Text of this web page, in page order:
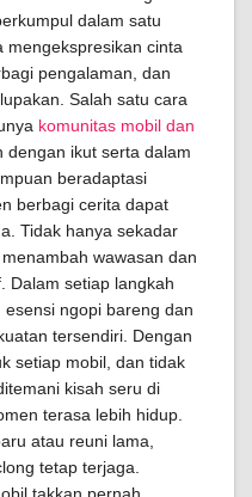
dalam satu
mengekspresikan cinta
pengalaman, dan
Salah satu cara
komunitas mobil dan
dengan ikut serta dalam
beradaptasi
berbagi cerita dapat
Tidak hanya sekadar
wawasan dan
Dalam setiap langkah
ngopi bareng dan
tersendiri. Dengan
setiap mobil, dan tidak
kisah seru di
terasa lebih hidup.
atau reuni lama,
tetap terjaga.